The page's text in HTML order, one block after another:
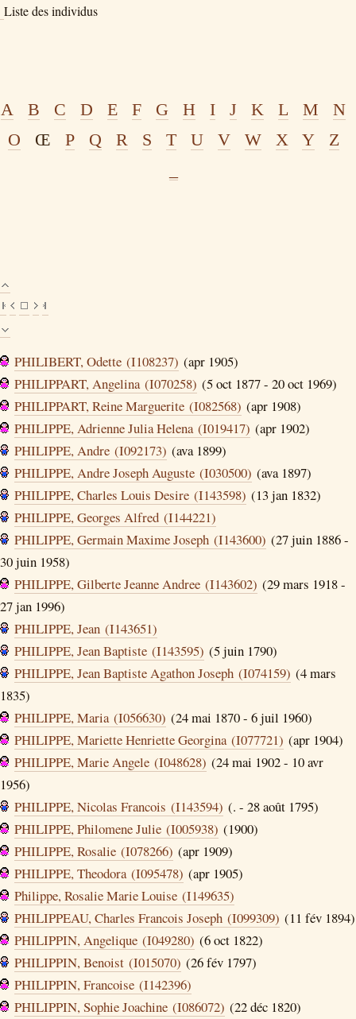
Liste des individus
A B C D E F G H I J K L M
N
O Œ P Q R S T U V W X Y
Z
PHILIBERT, Odette (I108237) (apr 1905)
PHILIPPART, Angelina (I070258) (5 oct 1877 - 20 oct 1969)
PHILIPPART, Reine Marguerite (I082568) (apr 1908)
PHILIPPE, Adrienne Julia Helena (I019417) (apr 1902)
PHILIPPE, Andre (I092173) (ava 1899)
PHILIPPE, Andre Joseph Auguste (I030500) (ava 1897)
PHILIPPE, Charles Louis Desire (I143598) (13 jan 1832)
PHILIPPE, Georges Alfred (I144221)
PHILIPPE, Germain Maxime Joseph (I143600) (27 juin 1886 -
30 juin 1958)
PHILIPPE, Gilberte Jeanne Andree (I143602) (29 mars 1918 -
27 jan 1996)
PHILIPPE, Jean (I143651)
PHILIPPE, Jean Baptiste (I143595) (5 juin 1790)
PHILIPPE, Jean Baptiste Agathon Joseph (I074159) (4 mars
1835)
PHILIPPE, Maria (I056630) (24 mai 1870 - 6 juil 1960)
PHILIPPE, Mariette Henriette Georgina (I077721) (apr 1904)
PHILIPPE, Marie Angele (I048628) (24 mai 1902 - 10 avr
1956)
PHILIPPE, Nicolas Francois (I143594) (. - 28 août 1795)
PHILIPPE, Philomene Julie (I005938) (1900)
PHILIPPE, Rosalie (I078266) (apr 1909)
PHILIPPE, Theodora (I095478) (apr 1905)
Philippe, Rosalie Marie Louise (I149635)
PHILIPPEAU, Charles Francois Joseph (I099309) (11 fév 1894)
PHILIPPIN, Angelique (I049280) (6 oct 1822)
PHILIPPIN, Benoist (I015070) (26 fév 1797)
PHILIPPIN, Francoise (I142396)
PHILIPPIN, Sophie Joachine (I086072) (22 déc 1820)